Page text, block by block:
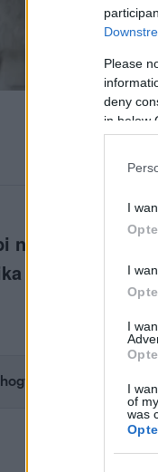
Please
deny
in below
I
I
I
I
of
was
nem nézi jó
Ökörapátiban.
az RTL.hu az